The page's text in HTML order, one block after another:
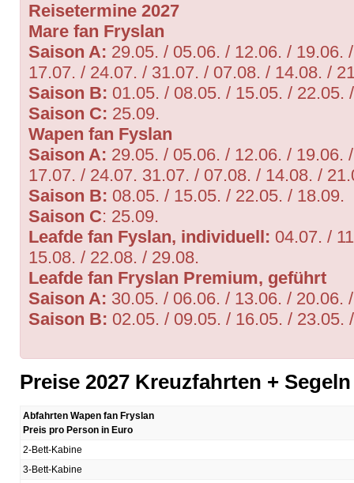
Reisetermine 2027
Mare fan Fryslan
Saison A: 29.05. / 05.06. / 12.06. / 19.06.
17.07. / 24.07. / 31.07. / 07.08. / 14.08. /
Saison B: 01.05. / 08.05. / 15.05. / 22.05.
Saison C: 25.09.
Wapen fan Fyslan
Saison A: 29.05. / 05.06. / 12.06. / 19.06.
17.07. / 24.07. 31.07. / 07.08. / 14.08. /
Saison B: 08.05. / 15.05. / 22.05. / 18.09.
Saison C: 25.09.
Leafde fan Fyslan, individuell: 04.07. /
15.08. / 22.08. / 29.08.
Leafde fan Fryslan Premium, geführt
Saison A: 30.05. / 06.06. / 13.06. / 20.06.
Saison B: 02.05. / 09.05. / 16.05.
Preise 2027 Kreuzfahrten +
Abfahrten Wapen fan Fryslan
Preis pro Person in Euro
2-Bett-Kabine
3-Bett-Kabine